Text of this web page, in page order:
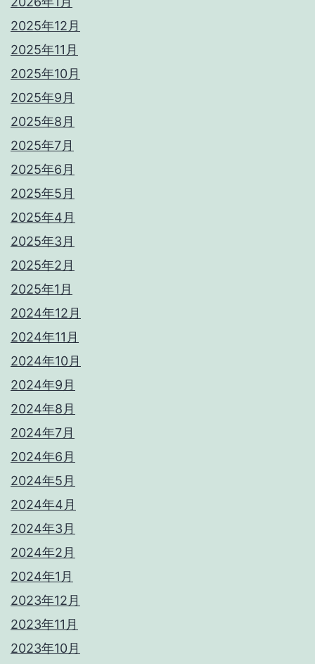
2025年12月
2025年11月
2025年10月
2025年9月
2025年8月
2025年7月
2025年6月
2025年5月
2025年4月
2025年3月
2025年2月
2025年1月
2024年12月
2024年11月
2024年10月
2024年9月
2024年8月
2024年7月
2024年6月
2024年5月
2024年4月
2024年3月
2024年2月
2024年1月
2023年12月
2023年11月
2023年10月